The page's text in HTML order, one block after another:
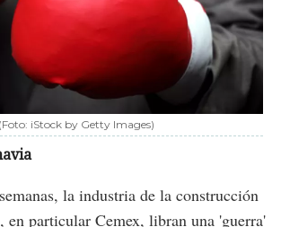
(Foto: iStock by Getty Images)
la industria de la construcción
en particular Cemex, libran una 'guerra'